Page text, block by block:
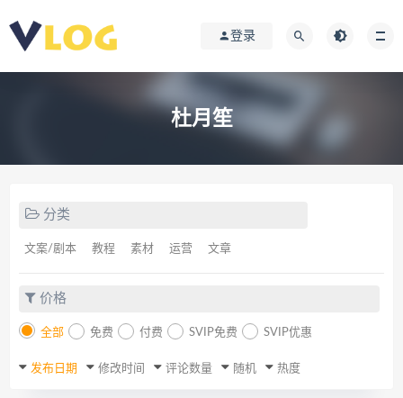
登录
杜月笙
分类
文案/剧本 教程 素材 运营 文章
价格
全部 免费 付费 SVIP免费 SVIP优惠
发布日期 修改时间 评论数量 随机 热度